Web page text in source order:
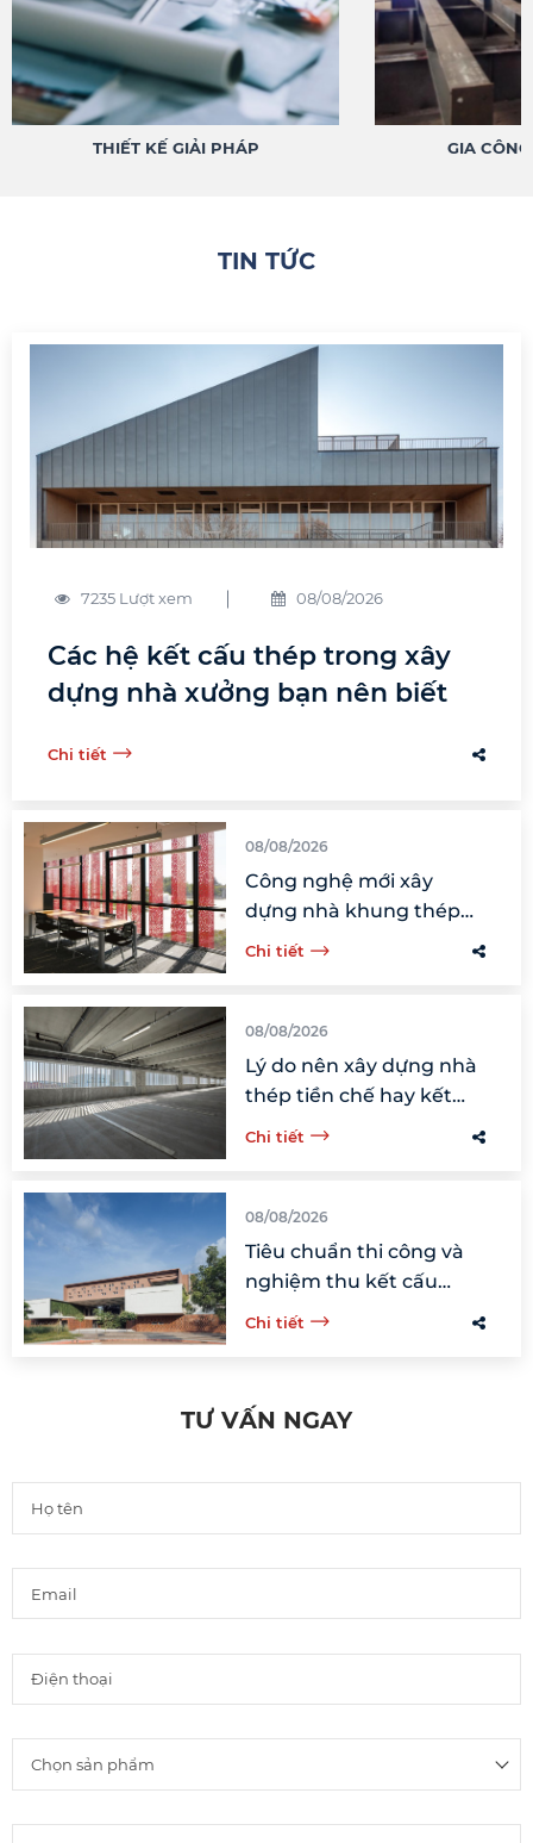
THIẾT KẾ GIẢI PHÁP GIA
TIN TỨC
7235 Lượt xem 08/08/2026
Các hệ kết cấu thép trong xây
dựng nhà xưởng bạn nên biết
Chi tiết
08/08/2026
Công nghệ mới xây
dựng nhà khung thép
chỉ với 2 nhân công
Chi tiết
08/08/2026
Lý do nên xây dựng nhà
thép tiền chế hay kết
cấu thép?
Chi tiết
08/08/2026
Tiêu chuẩn thi công và
nghiệm thu kết cấu
thép khi xây dựng nhà
Chi tiết
TƯ VẤN NGAY